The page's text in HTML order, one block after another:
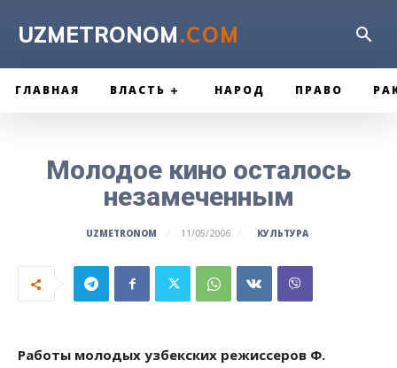
UZMETRONOM.COM
ГЛАВНАЯ ВЛАСТЬ НАРОД ПРАВО
Молодое кино осталось
незамеченным
UZMETRONOM 11/05/2006 КУЛЬТУРА
Работы молодых узбекских режиссеров Ф.